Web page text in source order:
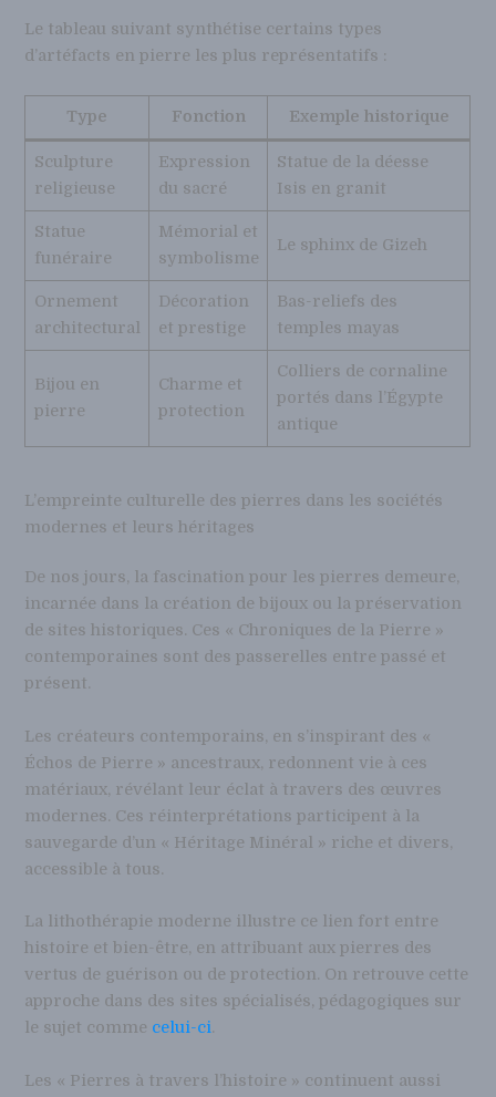
Le tableau suivant synthétise certains types
d’artéfacts en pierre les plus représentatifs :
Type Fonction Exemple historique
Sculpture
religieuse
Expression
du sacré
Statue de la déesse
Isis en granit
Statue
funéraire
Mémorial et
symbolisme
Le sphinx de Gizeh
Ornement
architectural
Décoration
et prestige
Bas-reliefs des
temples mayas
Bijou en
pierre
Charme et
protection
Colliers de cornaline
portés dans l’Égypte
antique
L’empreinte culturelle des pierres dans les sociétés
modernes et leurs héritages
De nos jours, la fascination pour les pierres demeure,
incarnée dans la création de bijoux ou la préservation
de sites historiques. Ces « Chroniques de la Pierre »
contemporaines sont des passerelles entre passé et
présent.
Les créateurs contemporains, en s’inspirant des «
Échos de Pierre » ancestraux, redonnent vie à ces
matériaux, révélant leur éclat à travers des œuvres
modernes. Ces réinterprétations participent à la
sauvegarde d’un « Héritage Minéral » riche et divers,
accessible à tous.
La lithothérapie moderne illustre ce lien fort entre
histoire et bien-être, en attribuant aux pierres des
vertus de guérison ou de protection. On retrouve cette
approche dans des sites spécialisés, pédagogiques sur
le sujet comme celui-ci.
Les « Pierres à travers l’histoire » continuent aussi